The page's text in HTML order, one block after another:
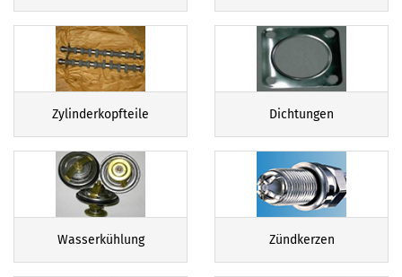
Zylinderkopfteile Dichtungen
Wasserkühlung Zündkerzen